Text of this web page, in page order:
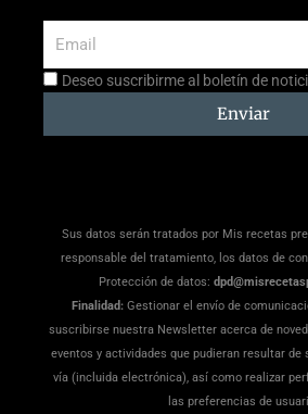
Aceptación
Deseo suscribirme al boletín de
Enviar
Sus datos serán tratados por Mis recetas
responsable del tratamiento, los datos de
Protección de datos:
Finalidad: Gestionar el envío de
suscribirse nuestra Newsletter acerca de
eventos y actividades que pudieran resultar de
vía (incluida electrónica), así como realizar
las preferencias de